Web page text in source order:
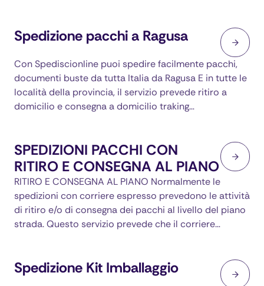
Spedizione pacchi a Ragusa
Con Spediscionline puoi spedire facilmente pacchi,
documenti buste da tutta Italia da Ragusa E in tutte le
località della provincia, il servizio prevede ritiro a
domicilio e consegna a domicilio traking…
SPEDIZIONI PACCHI CON
RITIRO E CONSEGNA AL PIANO
RITIRO E CONSEGNA AL PIANO Normalmente le
spedizioni con corriere espresso prevedono le attività
di ritiro e/o di consegna dei pacchi al livello del piano
strada. Questo servizio prevede che il corriere…
Spedizione Kit Imballaggio